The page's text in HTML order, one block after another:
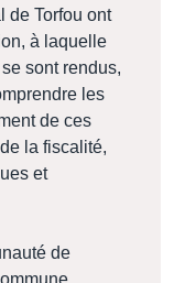
de Torfou ont
à laquelle
sont rendus,
les
de ces
la fiscalité,
et
de